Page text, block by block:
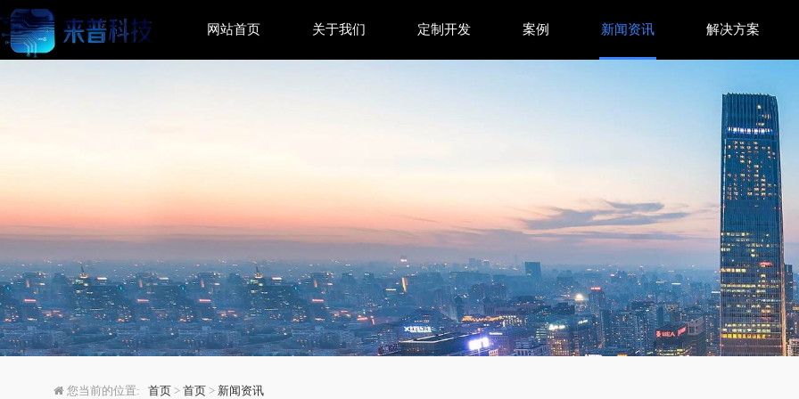
GPT-5.2重磅升级：性能飞跃与行业竞争挑战并
网站首页 关于我们 定制开发 案例 新闻资讯 解决方案
您当前的位置: 首页 > 首页 > 新闻资讯